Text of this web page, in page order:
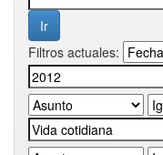
Filtros actuales: